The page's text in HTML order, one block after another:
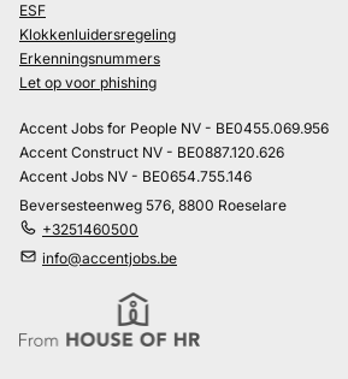
ESF
Klokkenluidersregeling
Erkenningsnummers
Let op voor phishing
Accent Jobs for People NV - BE0455.069.956
Accent Construct NV - BE0887.120.626
Accent Jobs NV - BE0654.755.146
Beversesteenweg 576, 8800 Roeselare
+3251460500
info@accentjobs.be